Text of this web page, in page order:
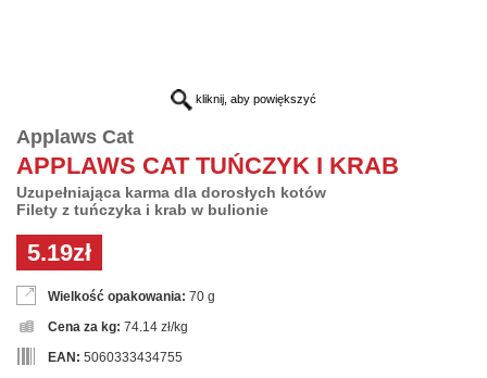
kliknij, aby powiększyć
Applaws Cat
APPLAWS CAT TUŃCZYK I KRAB
Uzupełniająca karma dla dorosłych kotów
Filety z tuńczyka i krab w bulionie
5.19zł
Wielkość opakowania: 70 g
Cena za kg: 74.14 zł/kg
EAN: 5060333434755